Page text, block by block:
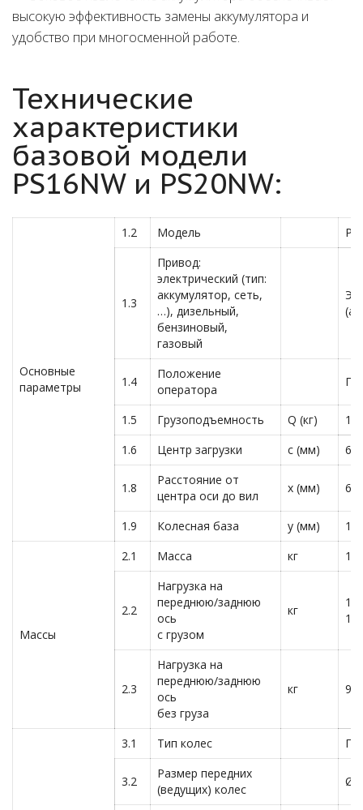
высокую эффективность замены аккумулятора и
удобство при многосменной работе.
Технические
характеристики
базовой модели
PS16NW и PS20NW:
Основные
параметры
1.2 Модель
1.3
Привод:
электрический (тип:
аккумулятор, сеть,
…), дизельный,
бензиновый,
газовый
1.4
Положение
оператора
1.5 Грузоподъемность Q (кг)
1.6
Центр загрузки c (мм)
1.8
Расстояние от
центра оси до вил
x (мм)
1.9 Колесная база y (мм)
Массы
2.1 Масса кг
2.2
Нагрузка на
переднюю/заднюю
ось
с грузом
кг
2.3
Нагрузка на
переднюю/заднюю
ось
без груза
кг
3.1 Тип колес
3.2
Размер передних
(ведущих) колес